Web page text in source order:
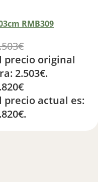
RMB309
€
precio original
2.503€.
€
precio actual es: